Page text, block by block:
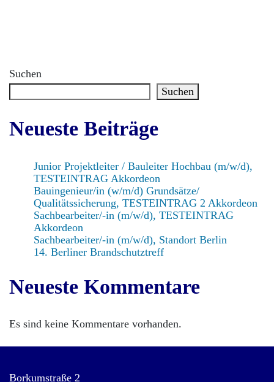
Suchen
Suchen
Neueste Beiträge
Junior Projektleiter / Bauleiter Hochbau (m/w/d),
TESTEINTRAG Akkordeon
Bauingenieur/in (w/m/d) Grundsätze/
Qualitätssicherung, TESTEINTRAG 2 Akkordeon
Sachbearbeiter/-in (m/w/d), TESTEINTRAG
Akkordeon
Sachbearbeiter/-in (m/w/d), Standort Berlin
14. Berliner Brandschutztreff
Neueste Kommentare
Es sind keine Kommentare vorhanden.
Borkumstraße 2